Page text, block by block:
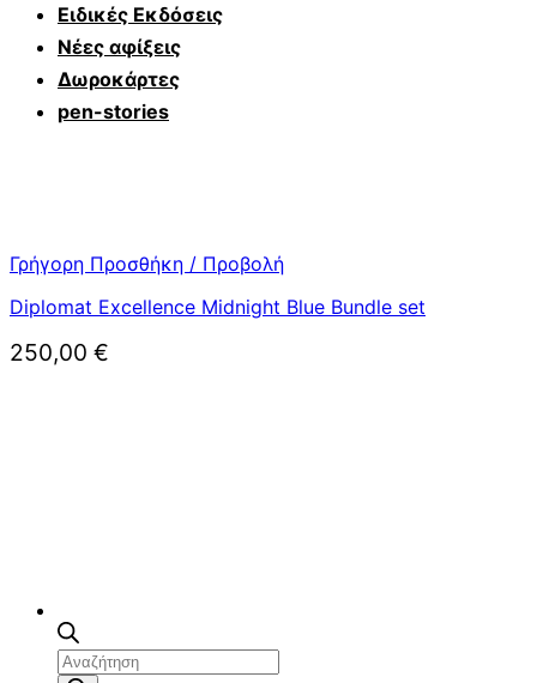
Ειδικές Εκδόσεις
Νέες αφίξεις
Δωροκάρτες
pen-stories
Αναζήτηση
Γρήγορη Προσθήκη / Προβολή
Diplomat Excellence Midnight Blue Bundle set
250,00 €